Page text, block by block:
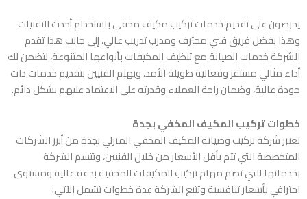
يحرصون على تقديم خدمات تركيب مكيف مخفي باستخدام أحدث التقنيات
وهذا بفضل فريق فني محترف ومدرب تدريب عالي، إلى جانب هذا تقدم
الشركة خدمات الصيانة مع تنظيف المكيفات بأنواعها المتنوعة، لتضمن لك
أداء مثالي مستقر وفعالية طويلة الأمد، ويهتم الفنيين بتقديم خدمات ذات
جودة عالية، وضمان راحة العملاء وقدرته على الاعتماد عليهم بشكل دائم.
خطوات تركيب المكيف المخفي بجدة
تعتبر شركةتركيب وصيانة المكيف المخفي المنزلي بجدةمن أبرز الشركات
المتخصصة التي تتم بأقل الأسعار من خلال الفنيين، وتتسم الشركة
بخدماتها التي تضم مهام تركيب المكيفات المخفية بدقة عالية ومستوى
احترافي بأسعار تنافسية وتتبع الشركة عدة خطوات تشمل الآتي: